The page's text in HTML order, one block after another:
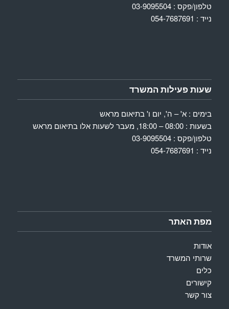
טלפון/פקס : 03-9095504
נייד : 054-7687691
שעות פעילות המשרד
בימים : א' – ה', יום ו' בתיאום מראש
בשעות : 08:00 – 18:00, מעבר לשעות אלו בתיאום מראש
טלפון/פקס : 03-9095504
נייד : 054-7687691
מפת האתר
אודות
שרותי המשרד
כלים
קישורים
צור קשר